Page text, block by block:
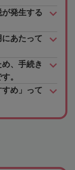
発生する
あたって
、手続き
。
すめ」って